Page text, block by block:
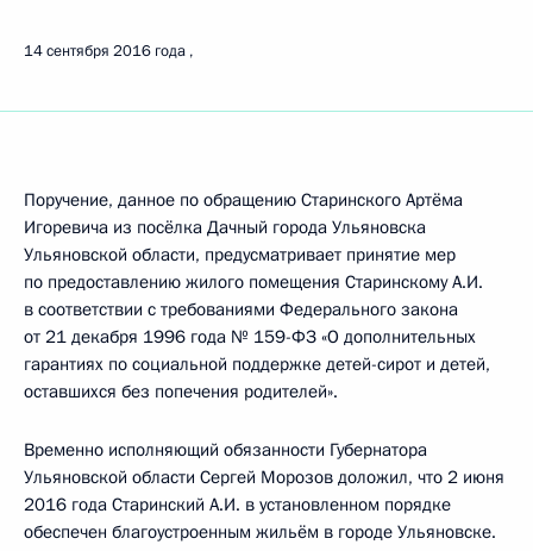
14 сентября 2016 года
Поручение, данное по обращению Старинского Артёма
Игоревича из посёлка Дачный города Ульяновска
Ульяновской области, предусматривает принятие мер
по предоставлению жилого помещения Старинскому А.И.
в соответствии с требованиями Федерального закона
от 21 декабря 1996 года № 159-ФЗ «О дополнительных
гарантиях по социальной поддержке детей-сирот и детей,
оставшихся без попечения родителей».
Временно исполняющий обязанности Губернатора
Ульяновской области Сергей Морозов доложил, что 2 июня
2016 года Старинский А.И. в установленном порядке
обеспечен благоустроенным жильём в городе Ульяновске.